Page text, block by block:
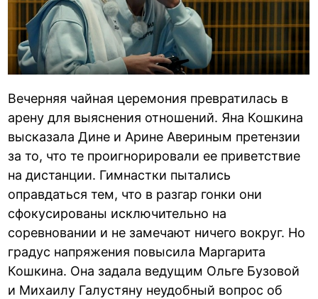
Вечерняя чайная церемония превратилась в
арену для выяснения отношений. Яна Кошкина
высказала Дине и Арине Авериным претензии
за то, что те проигнорировали ее приветствие
на дистанции. Гимнастки пытались
оправдаться тем, что в разгар гонки они
сфокусированы исключительно на
соревновании и не замечают ничего вокруг. Но
градус напряжения повысила Маргарита
Кошкина. Она задала ведущим Ольге Бузовой
и Михаилу Галустяну неудобный вопрос об